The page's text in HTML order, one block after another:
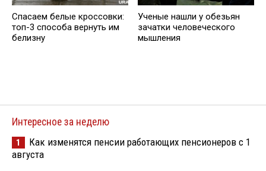
Спасаем белые кроссовки:
топ-3 способа вернуть им
белизну
Ученые нашли у обезьян
зачатки человеческого
мышления
Интересное за неделю
1
Как изменятся пенсии работающих пенсионеров с 1
августа